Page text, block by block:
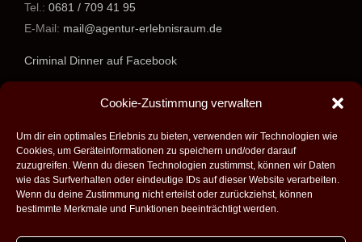
Cookie-Zustimmung verwalten
Um dir ein optimales Erlebnis zu bieten, verwenden wir Technologien wie
Cookies, um Geräteinformationen zu speichern und/oder darauf
zuzugreifen. Wenn du diesen Technologien zustimmst, können wir Daten
wie das Surfverhalten oder eindeutige IDs auf dieser Website verarbeiten.
Wenn du deine Zustimmung nicht erteilst oder zurückziehst, können
bestimmte Merkmale und Funktionen beeinträchtigt werden.
Tel.: 0681 / 709 41 95
E-Mail: mail@agentur-erlebnisraum.de
Criminal Dinner auf Facebook